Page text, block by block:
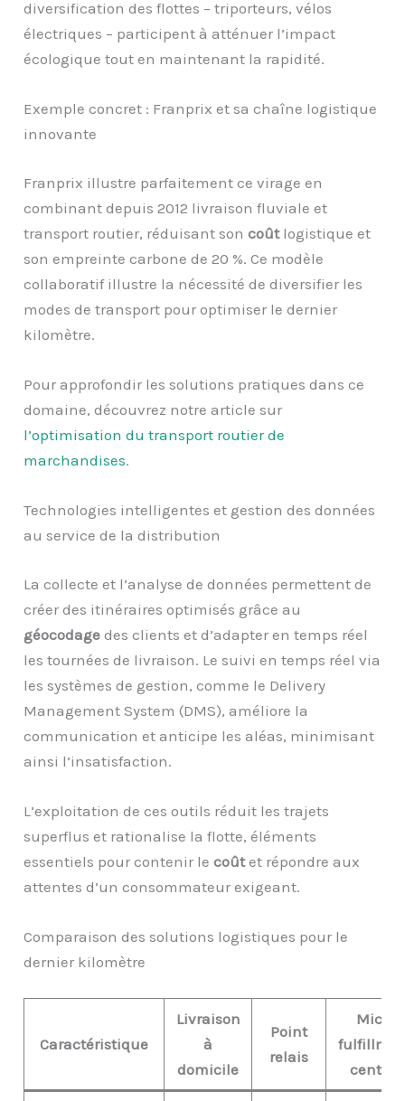
diversification des flottes – triporteurs, vélos
électriques – participent à atténuer l’impact
écologique tout en maintenant la rapidité.
Exemple concret : Franprix et sa chaîne logistique
innovante
Franprix illustre parfaitement ce virage en
combinant depuis 2012 livraison fluviale et
transport routier, réduisant soncoûtlogistique et
son empreinte carbone de 20 %. Ce modèle
collaboratif illustre la nécessité de diversifier les
modes de transport pour optimiser le dernier
kilomètre.
Pour approfondir les solutions pratiques dans ce
domaine, découvrez notre article sur
l’optimisation du transport routier de
marchandises.
Technologies intelligentes et gestion des données
au service de la distribution
La collecte et l’analyse de données permettent de
créer des itinéraires optimisés grâce au
géocodage des clients et d’adapter en temps réel
les tournées de livraison. Le suivi en temps réel via
les systèmes de gestion, comme le Delivery
Management System (DMS), améliore la
communication et anticipe les aléas, minimisant
ainsi l’insatisfaction.
L’exploitation de ces outils réduit les trajets
superflus et rationalise la flotte, éléments
essentiels pour contenir lecoûtet répondre aux
attentes d’un consommateur exigeant.
Comparaison des solutions logistiques pour le
dernier kilomètre
Caractéristique
Livraison
à
domicile
Point
relais
Micro
centers